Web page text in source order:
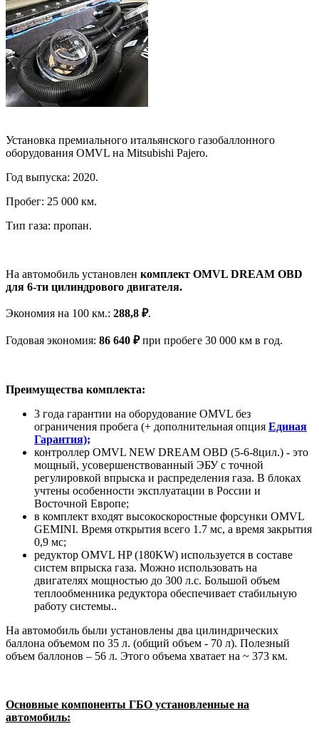
Установка премиального итальянского газобаллонного
оборудования OMVL на Mitsubishi Pajero.
Год выпуска: 2020.
Пробег: 25 000 км.
Тип газа: пропан.
На автомобиль установлен комплект OMVL DREAM OBD
для 6-ти цилиндрового двигателя.
Экономия на 100 км.: 288,8 ₽.
Годовая экономия: 86 640 ₽при пробеге 30 000 км в год.
Преимущества комплекта:
3 года гарантии на оборудование OMVL без
ограничения пробега (+ дополнительная опция Единая
Гарантия);
контроллер OMVL NEW DREAM OBD (5-6-8цил.) - это
мощный, усовершенствованный ЭБУ с точной
регулировкой впрыска и распределения газа. В блоках
учтены особенности эксплуатации в России и
Восточной Европе;
в комплект входят высокоскоростные форсунки OMVL
GEMINI. Время открытия всего 1.7 мс, а время закрытия
0,9 мс;
редуктор OMVL HP (180KW) используется в составе
систем впрыска газа. Можно использовать на
двигателях мощностью до 300 л.с. Большой объем
теплообменника редуктора обеспечивает стабильную
работу системы..
На автомобиль были установлены два цилиндрических
баллона объемом по 35 л. (общий объем - 70 л). Полезный
объем баллонов – 56 л. Этого объема хватает на ~ 373 км.
Основные компоненты ГБО установленные на
автомобиль: